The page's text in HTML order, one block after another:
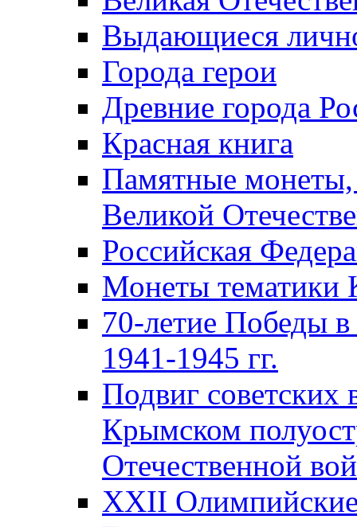
Выдающиеся
Города герои
Древние города
Красная книга
Памятные
Великой
Российская
Монеты тематики
70-летие Победы
1941-1945 гг.
Подвиг советских
Крымском
Отечественной
XXII